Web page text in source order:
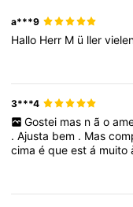
a***9
Hallo Herr M ü ller
3***4
Gostei mas n ã o
.Ajusta bem . Mas
cimaéqueestá muito